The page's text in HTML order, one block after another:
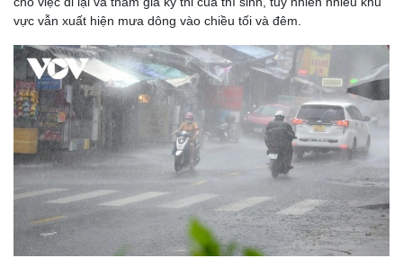
Doanh nghiệp
Thông tin doanh nghiệp
Doanh nghiệp 24h
Doanh nhân
Vì cộng đồng
Công nghệ
Sành điệu
Tin Công nghệ
Trải nghiệm
Chuyển đổi số
vực vẫn xuất hiện mưa dông vào chiều tối và đêm.